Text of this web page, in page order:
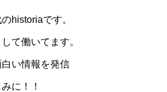
historiaです。
て働いてます。
い情報を発信
に！！